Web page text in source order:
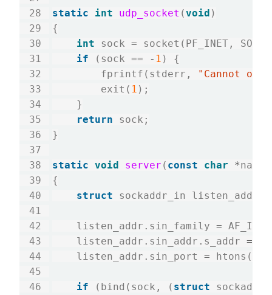
static int udp_socket (void )
{
int sock = socket(PF_INET,
if (sock == - 1 ) {
        fprintf(stderr,
"Cannot
        exit(
1 );
    }
return sock;
}
static void server ( const char *name)
{
struct sockaddr_in listen_addr;
    listen_addr.sin_family
=
    listen_addr.sin_addr.s_addr
=
    listen_addr.sin_port
=
if (bind(sock, ( struct sockaddr